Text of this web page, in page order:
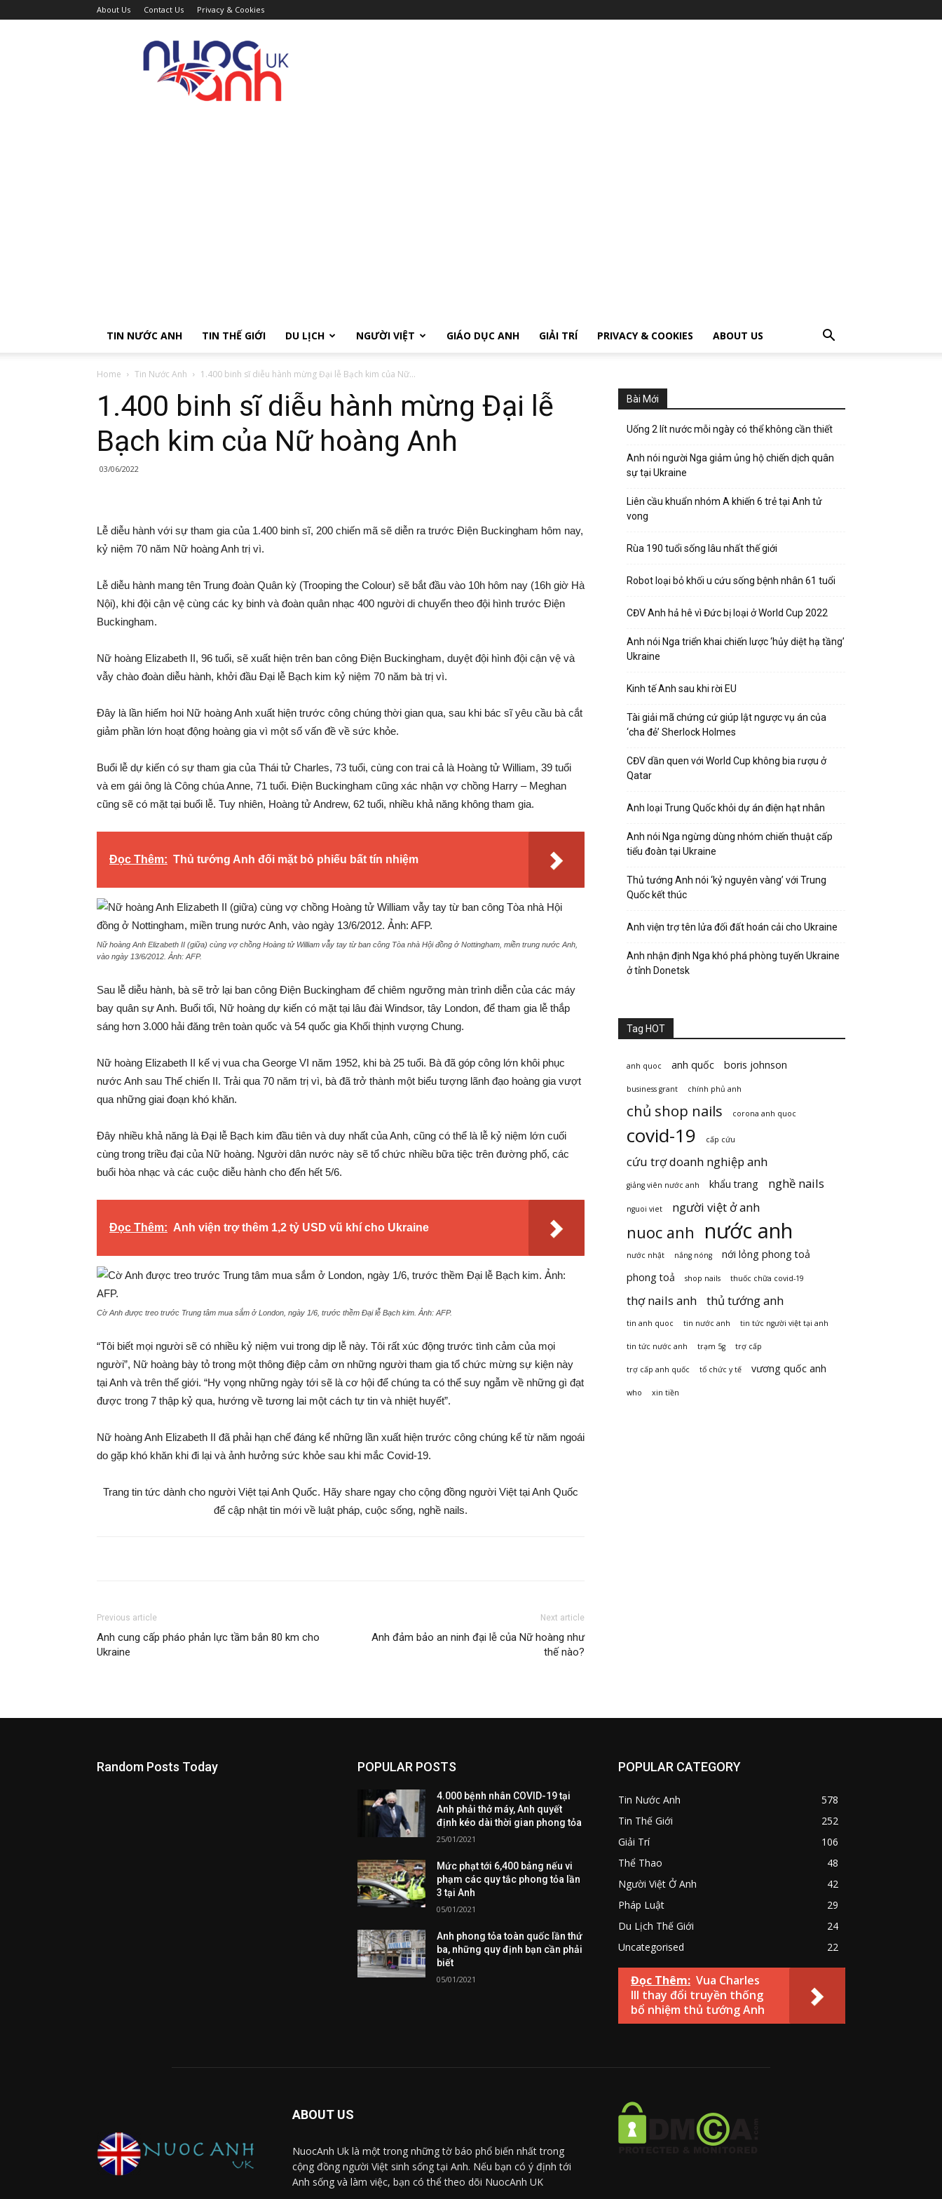
About Us Contact Us Privacy & Cookies
Trang
Tin
Tức
Nước
Anh
TIN NƯỚC ANH TIN THẾ GIỚI DU LỊCH NGƯỜI VIỆT GIÁO DỤC ANH GIẢI TRÍ PRIVACY & COOKIES ABOUT US
Home Tin Nước Anh 1.400 binh sĩ diễu hành mừng Đại lễ Bạch kim của Nữ...
1.400 binh sĩ diễu hành mừng Đại lễ
Bạch kim của Nữ hoàng Anh
03/06/2022
Lễ diễu hành với sự tham gia của 1.400 binh sĩ, 200 chiến mã sẽ diễn ra trước Điện Buckingham hôm nay,
kỷ niệm 70 năm Nữ hoàng Anh trị vì.
Lễ diễu hành mang tên Trung đoàn Quân kỳ (Trooping the Colour) sẽ bắt đầu vào 10h hôm nay (16h giờ Hà
Nội), khi đội cận vệ cùng các kỵ binh và đoàn quân nhạc 400 người di chuyển theo đội hình trước Điện
Buckingham.
Nữ hoàng Elizabeth II, 96 tuổi, sẽ xuất hiện trên ban công Điện Buckingham, duyệt đội hình đội cận vệ và
vẫy chào đoàn diễu hành, khởi đầu Đại lễ Bạch kim kỷ niệm 70 năm bà trị vì.
Đây là lần hiếm hoi Nữ hoàng Anh xuất hiện trước công chúng thời gian qua, sau khi bác sĩ yêu cầu bà cắt
giảm phần lớn hoạt động hoàng gia vì một số vấn đề về sức khỏe.
Buổi lễ dự kiến có sự tham gia của Thái tử Charles, 73 tuổi, cùng con trai cả là Hoàng tử William, 39 tuổi
và em gái ông là Công chúa Anne, 71 tuổi. Điện Buckingham cũng xác nhận vợ chồng Harry – Meghan
cũng sẽ có mặt tại buổi lễ. Tuy nhiên, Hoàng tử Andrew, 62 tuổi, nhiều khả năng không tham gia.
Đọc Thêm: Thủ tướng Anh đối mặt bỏ phiếu bất tín nhiệm
Nữ hoàng Anh Elizabeth II (giữa) cùng vợ chồng Hoàng tử William vẫy tay từ ban công Tòa nhà Hội đồng ở Nottingham, miền trung nước Anh,
vào ngày 13/6/2012. Ảnh: AFP.
Sau lễ diễu hành, bà sẽ trở lại ban công Điện Buckingham để chiêm ngưỡng màn trình diễn của các máy
bay quân sự Anh. Buổi tối, Nữ hoàng dự kiến có mặt tại lâu đài Windsor, tây London, để tham gia lễ thắp
sáng hơn 3.000 hải đăng trên toàn quốc và 54 quốc gia Khối thịnh vượng Chung.
Nữ hoàng Elizabeth II kế vị vua cha George VI năm 1952, khi bà 25 tuổi. Bà đã góp công lớn khôi phục
nước Anh sau Thế chiến II. Trải qua 70 năm trị vì, bà đã trở thành một biểu tượng lãnh đạo hoàng gia vượt
qua những giai đoạn khó khăn.
Đây nhiều khả năng là Đại lễ Bạch kim đầu tiên và duy nhất của Anh, cũng có thể là lễ kỷ niệm lớn cuối
cùng trong triều đại của Nữ hoàng. Người dân nước này sẽ tổ chức nhiều bữa tiệc trên đường phố, các
buổi hòa nhạc và các cuộc diễu hành cho đến hết 5/6.
Đọc Thêm: Anh viện trợ thêm 1,2 tỷ USD vũ khí cho Ukraine
Cờ Anh được treo trước Trung tâm mua sắm ở London, ngày 1/6, trước thềm Đại lễ Bạch kim. Ảnh: AFP.
“Tôi biết mọi người sẽ có nhiều kỷ niệm vui trong dịp lễ này. Tôi rất xúc động trước tình cảm của mọi
người”, Nữ hoàng bày tỏ trong một thông điệp cảm ơn những người tham gia tổ chức mừng sự kiện này
tại Anh và trên thế giới. “Hy vọng những ngày tới sẽ là cơ hội để chúng ta có thể suy ngẫm về những gì đạt
được trong 7 thập kỷ qua, hướng về tương lai một cách tự tin và nhiệt huyết”.
Nữ hoàng Anh Elizabeth II đã phải hạn chế đáng kể những lần xuất hiện trước công chúng kể từ năm ngoái
do gặp khó khăn khi đi lại và ảnh hưởng sức khỏe sau khi mắc Covid-19.
Trang tin tức dành cho người Việt tại Anh Quốc. Hãy share ngay cho cộng đồng người Việt tại Anh Quốc
để cập nhật tin mới về luật pháp, cuộc sống, nghề nails.
Previous article
Anh cung cấp pháo phản lực tầm bắn 80 km cho
Ukraine
Next article
Anh đảm bảo an ninh đại lễ của Nữ hoàng như
thế nào?
Bài Mới
Uống 2 lít nước mỗi ngày có thể không cần thiết
Anh nói người Nga giảm ủng hộ chiến dịch quân
sự tại Ukraine
Liên cầu khuẩn nhóm A khiến 6 trẻ tại Anh tử
vong
Rùa 190 tuổi sống lâu nhất thế giới
Robot loại bỏ khối u cứu sống bệnh nhân 61 tuổi
CĐV Anh hả hê vì Đức bị loại ở World Cup 2022
Anh nói Nga triển khai chiến lược ‘hủy diệt hạ tầng’
Ukraine
Kinh tế Anh sau khi rời EU
Tài giải mã chứng cứ giúp lật ngược vụ án của
‘cha đẻ’ Sherlock Holmes
CĐV dần quen với World Cup không bia rượu ở
Qatar
Anh loại Trung Quốc khỏi dự án điện hạt nhân
Anh nói Nga ngừng dùng nhóm chiến thuật cấp
tiểu đoàn tại Ukraine
Thủ tướng Anh nói ‘kỷ nguyên vàng’ với Trung
Quốc kết thúc
Anh viện trợ tên lửa đối đất hoán cải cho Ukraine
Anh nhận định Nga khó phá phòng tuyến Ukraine
ở tỉnh Donetsk
Tag HOT
anh quoc anh quốc boris johnson
business grant chính phủ anh
chủ shop nails corona anh quoc
covid-19 cấp cứu
cứu trợ doanh nghiệp anh
giảng viên nước anh khẩu trang nghề nails
nguoi viet người việt ở anh
nuoc anh nước anh
nước nhật nắng nóng
nới lỏng phong toả
phong toả
shop nails thuốc chữa covid-19
thợ nails anh thủ tướng anh
tin anh quoc tin nước anh tin tức người việt tại anh
tin tức nước anh trạm 5g trợ cấp
trợ cấp anh quốc tổ chức y tế vương quốc anh
who xin tiền
Random Posts Today POPULAR POSTS
4.000 bệnh nhân COVID-19 tại
Anh phải thở máy, Anh quyết
định kéo dài thời gian phong tỏa
25/01/2021
Mức phạt tới 6,400 bảng nếu vi
phạm các quy tắc phong tỏa lần
3 tại Anh
05/01/2021
Anh phong tỏa toàn quốc lần thứ
ba, những quy định bạn cần phải
biết
05/01/2021
POPULAR CATEGORY
Tin Nước Anh
578
Tin Thế Giới
252
Giải Trí
106
Thể Thao
48
Người Việt Ở Anh
42
Pháp Luật
29
Du Lịch Thế Giới
24
Uncategorised
22
Đọc Thêm: Vua Charles
III thay đổi truyền thống
bổ nhiệm thủ tướng Anh
ABOUT US
NuocAnh Uk là một trong những tờ báo phổ biến nhất trong
cộng đồng người Việt sinh sống tại Anh. Nếu bạn có ý định tới
Anh sống và làm việc, bạn có thể theo dõi NuocAnh UK